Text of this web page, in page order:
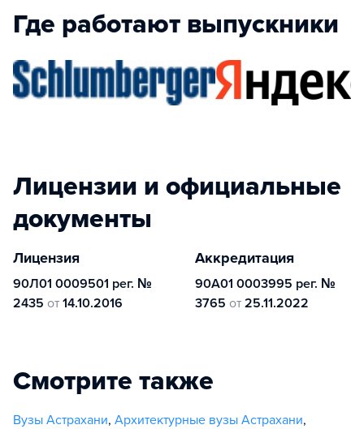
Где работают выпускники
Лицензии и официальные
документы
Лицензия
90Л01 0009501 рег. №
2435 от 14.10.2016
Аккредитация
90А01 0003995 рег. №
3765 от 25.11.2022
Смотрите также
Вузы Астрахани, Архитектурные вузы Астрахани,